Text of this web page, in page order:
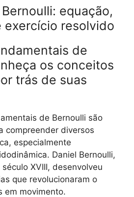
equação,
exercício resolvido
de
os conceitos
trás de suas
de Bernoulli são
compreender diversos
especialmente
Daniel Bernoulli,
XVIII, desenvolveu
que revolucionaram o
em movimento.